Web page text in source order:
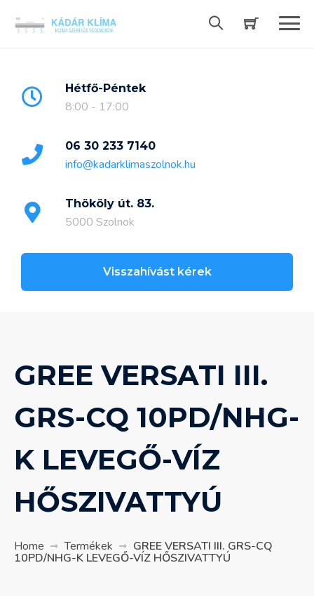
Hétfő-Péntek
8:00 - 17:00
06 30 233 7140
info@kadarklimaszolnok.hu
Thököly út. 83.
5000 Szolnok
Visszahívást kérek
GREE VERSATI III.
GRS-CQ 10PD/NHG-
K LEVEGŐ-VÍZ
HŐSZIVATTYÚ
Home Termékek GREE VERSATI III. GRS-CQ
10PD/NHG-K LEVEGŐ-VÍZ HŐSZIVATTYÚ